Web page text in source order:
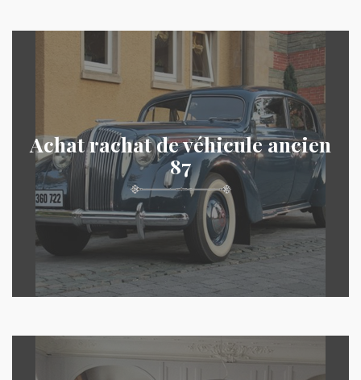
Achat rachat de véhicule ancien
87